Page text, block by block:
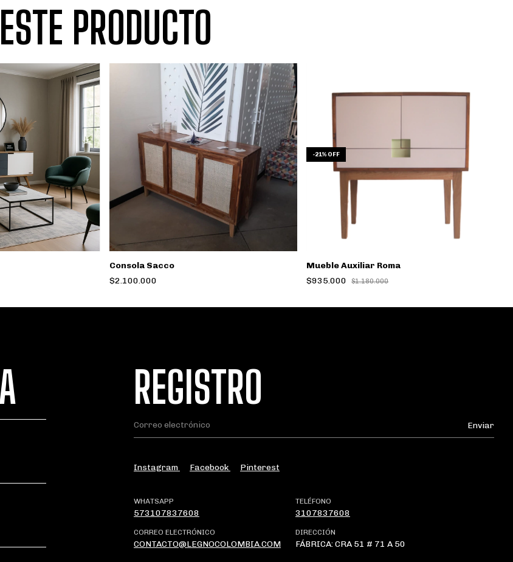
PRODUCTO
Consola Sacco
$2.100.000
-21% OFF
Mueble Auxiliar Roma
$935.000
$1.180.000
REGISTRO
Instagram Facebook Pinterest
WHATSAPP
573107837608
TELÉFONO
3107837608
CORREO ELECTRÓNICO
CONTACTO@LEGNOCOLOMBIA.COM
DIRECCIÓN
FÁBRICA: CRA 51 # 71 A 50